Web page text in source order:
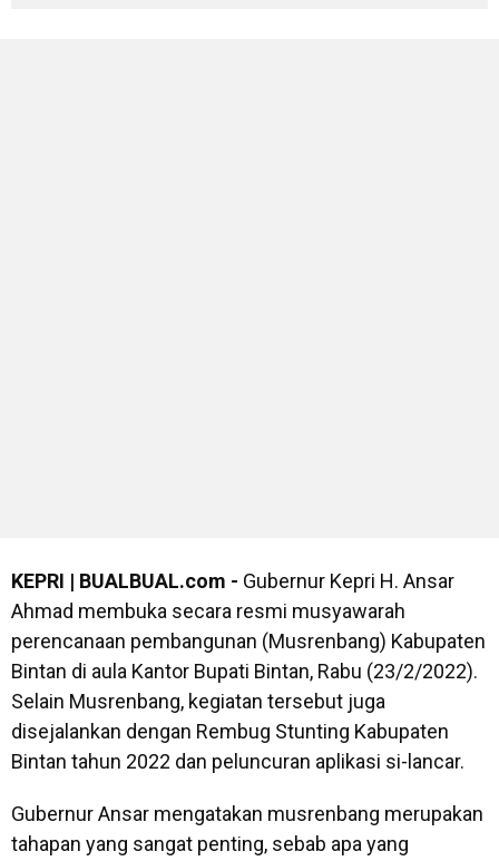
KEPRI | BUALBUAL.com - Gubernur Kepri H. Ansar
Ahmad membuka secara resmi musyawarah
perencanaan pembangunan (Musrenbang) Kabupaten
Bintan di aula Kantor Bupati Bintan, Rabu (23/2/2022).
Selain Musrenbang, kegiatan tersebut juga
disejalankan dengan Rembug Stunting Kabupaten
Bintan tahun 2022 dan peluncuran aplikasi si-lancar.
Gubernur Ansar mengatakan musrenbang merupakan
tahapan yang sangat penting, sebab apa yang